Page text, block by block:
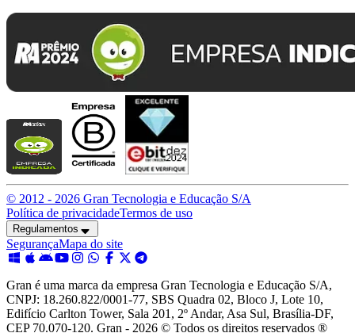
© 2012 - 2026 Gran Tecnologia e Educação S/A
Política de privacidadeTermos de uso
Regulamentos
SegurançaMapa do site
Gran é uma marca da empresa Gran Tecnologia e Educação S/A,
CNPJ: 18.260.822/0001-77, SBS Quadra 02, Bloco J, Lote 10,
Edifício Carlton Tower, Sala 201, 2º Andar, Asa Sul, Brasília-DF,
CEP 70.070-120. Gran - 2026 © Todos os direitos reservados ®